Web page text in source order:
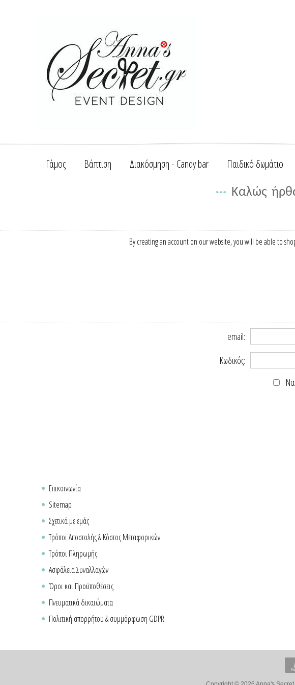
Γάμος Βάπτιση Διακόσμηση - Candy bar Παιδικό δωμάτιο
Καλώς
By creating an account on our website, you will be able to
email:
Κωδικός:
Επικοινωνία
Sitemap
Σχετικά με εμάς
Τρόποι Αποστολής & Κόστος Μεταφορικών
Τρόποι Πληρωμής
Ασφάλεια Συναλλαγών
Όροι και Προϋποθέσεις
Πνευματικά δικαιώματα
Πολιτική απορρήτου & συμμόρφωση GDPR